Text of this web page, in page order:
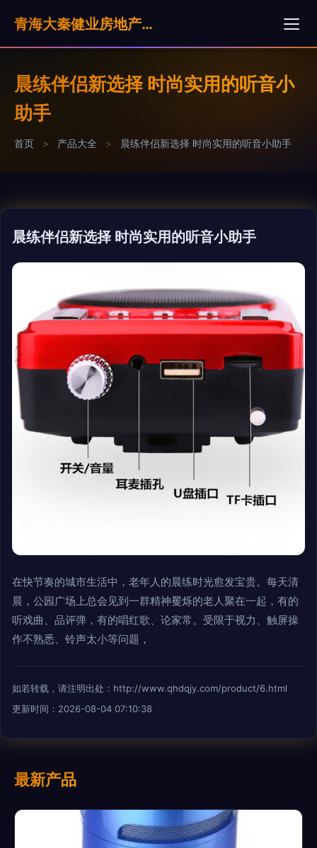
青海大秦健业房地产营销策划有限公司
晨练伴侣新选择 时尚实用的听音小
助手
首页 > 产品大全 > 晨练伴侣新选择 时尚实用的听音小助手
晨练伴侣新选择 时尚实用的听音小助手
在快节奏的城市生活中，老年人的晨练时光愈发宝贵。每天清
晨，公园广场上总会见到一群精神矍烁的老人聚在一起，有的
听戏曲、品评弹，有的唱红歌、论家常。受限于视力、触屏操
作不熟悉、铃声太小等问题，
如若转载，请注明出处：http://www.qhdqjy.com/product/6.html
更新时间：2026-08-04 07:10:38
最新产品